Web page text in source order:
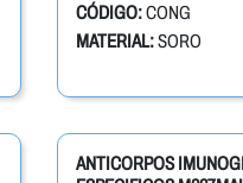
CÓDIGO:CONG
MATERIAL:SORO
ANTICORPOS